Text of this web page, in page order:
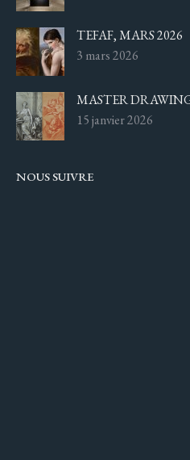
TEFAF, MARS 2026
3 mars 2026
MASTER
15 janvier 2026
NOUS SUIVRE